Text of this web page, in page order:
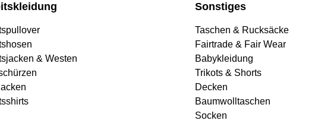
& Westen
Sonstiges
Taschen & Rucksäcke
Fairtrade & Fair Wear
Babykleidung
Trikots & Shorts
Decken
Baumwolltaschen
Socken